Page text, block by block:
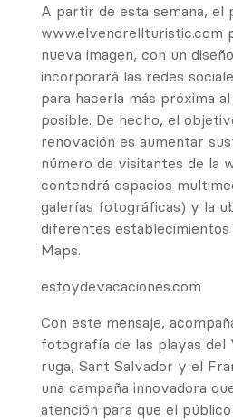
A partir de esta semana, el
www.elvendrellturistic.com
nueva imagen, con un
incorporará las redes
para hacerla más próxima
posible. De hecho, el
renovación es aumentar
número de visitantes de la
contendrá espacios
galerías fotográficas) y la
diferentes
Maps.
estoydevacaciones.com
Con este mensaje,
fotografía de las playas del
ruga, Sant Salvador y el
una campaña innovadora
atención para que el